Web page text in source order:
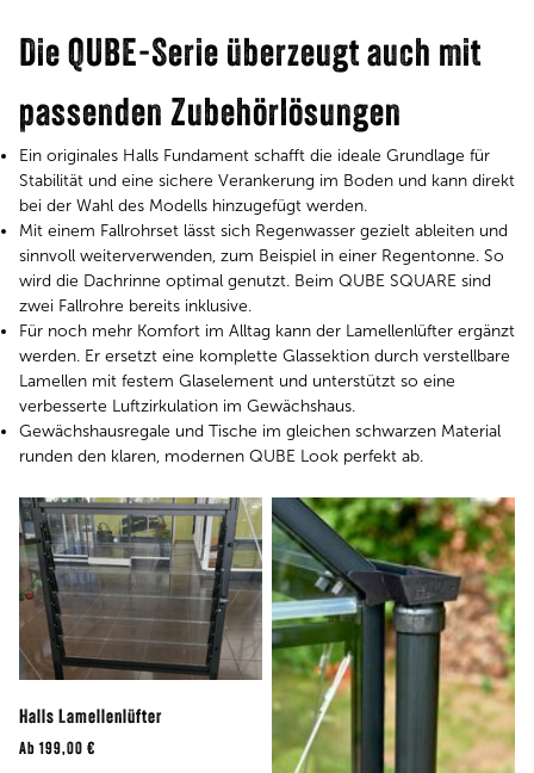
Die QUBE-Serie überzeugt auch mit
passenden Zubehörlösungen
Ein originales Halls Fundament schafft die ideale Grundlage für
Stabilität und eine sichere Verankerung im Boden und kann direkt
bei der Wahl des Modells hinzugefügt werden.
Mit einem Fallrohrset lässt sich Regenwasser gezielt ableiten und
sinnvoll weiterverwenden, zum Beispiel in einer Regentonne. So
wird die Dachrinne optimal genutzt. Beim QUBE SQUARE sind
zwei Fallrohre bereits inklusive.
Für noch mehr Komfort im Alltag kann der Lamellenlüfter ergänzt
werden. Er ersetzt eine komplette Glassektion durch verstellbare
Lamellen mit festem Glaselement und unterstützt so eine
verbesserte Luftzirkulation im Gewächshaus.
Gewächshausregale und Tische im gleichen schwarzen Material
runden den klaren, modernen QUBE Look perfekt ab.
Halls Lamellenlüfter
Ab 199,00 €